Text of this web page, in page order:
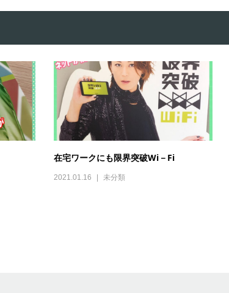
在宅ワークにも限界突破Wi－Fi
2021.01.16 未分類